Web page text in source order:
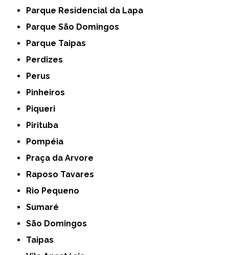
Parque Residencial da Lapa
Parque São Domingos
Parque Taipas
Perdizes
Perus
Pinheiros
Piqueri
Pirituba
Pompéia
Praça da Arvore
Raposo Tavares
Rio Pequeno
Sumaré
São Domingos
Taipas